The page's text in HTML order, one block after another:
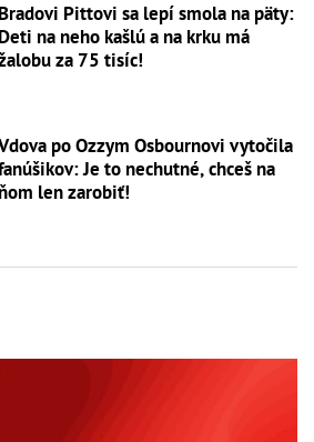
Bradovi Pittovi sa lepí smola na päty:
Deti na neho kašlú a na krku má
za 75 tisíc!
po Ozzym Osbournovi vytočila
Je to nechutné, chceš na
ňom len zarobiť!